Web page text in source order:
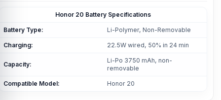
Honor 20 Battery Specifications
Battery Type: Li-Polymer, Non-Removable
Charging: 22.5W wired, 50% in 24 min
Capacity:
Li-Po 3750 mAh, non-
removable
Compatible Model: Honor 20